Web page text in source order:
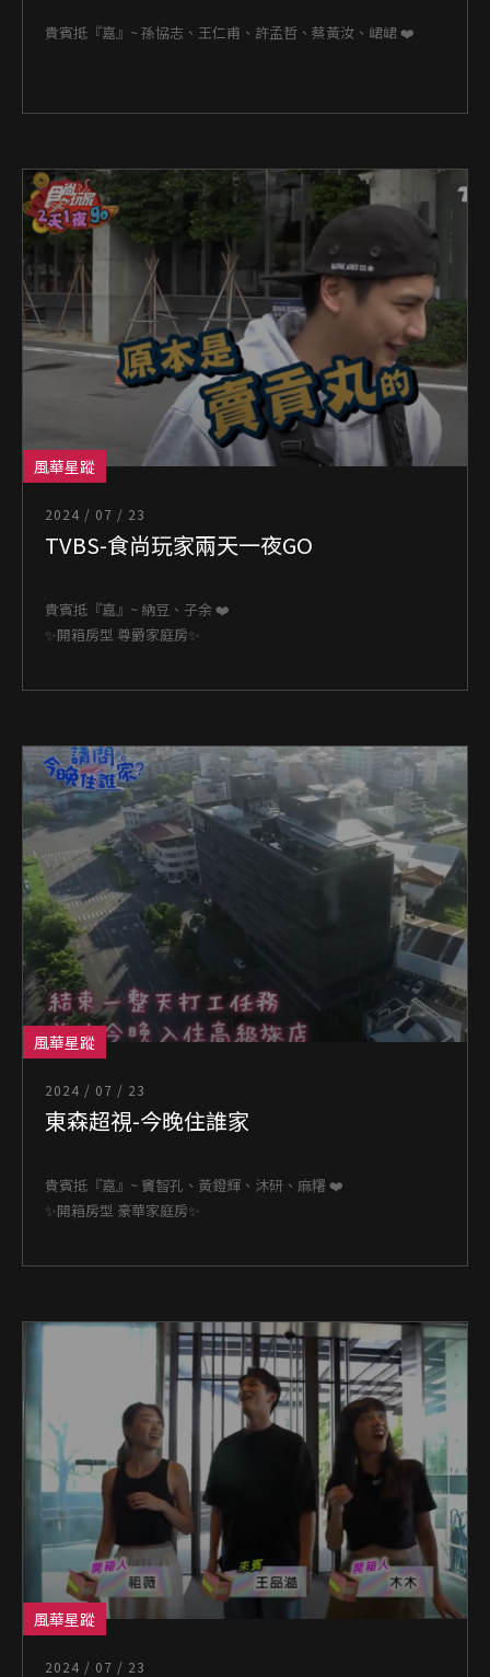
貴賓抵『嘉』~ 孫協志、王仁甫、許孟哲、蔡黃汝、峮峮 ❤️
風華星蹤
2024 / 07 / 23
TVBS-食尚玩家兩天一夜GO
貴賓抵『嘉』~ 納豆、子余 ❤️
✨開箱房型 尊爵家庭房✨
風華星蹤
2024 / 07 / 23
東森超視-今晚住誰家
貴賓抵『嘉』~ 竇智孔、黃鐙輝、沐研、麻糬 ❤️
✨開箱房型 豪華家庭房✨
風華星蹤
2024 / 07 / 23